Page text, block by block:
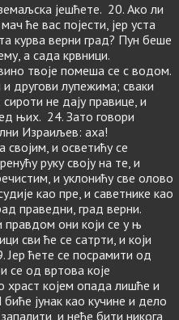
јешћете. 20. Ако ли
ће вас појести, јер уста
курва верни град? Пун беше
а сада крвници.
твоје помеша се с водом.
другови лупежима; сваки
не дају правице, и
њих. 24. Зато говори
Израиљев: аха!
и осветићу се
руку своју на те, и
и уклонићу све олово
као пре, и саветнике као
праведни, град верни.
правдом они који се у њ
сви ће се сатрти, и који
Јер ћете се посрамити од
се од вртова које
храст којем опада лишће и
јунак као кучине и дело
и неће бити никога